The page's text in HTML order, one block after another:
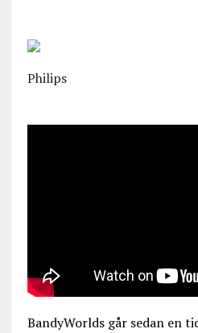
Philips
BandyWorlds går sedan en